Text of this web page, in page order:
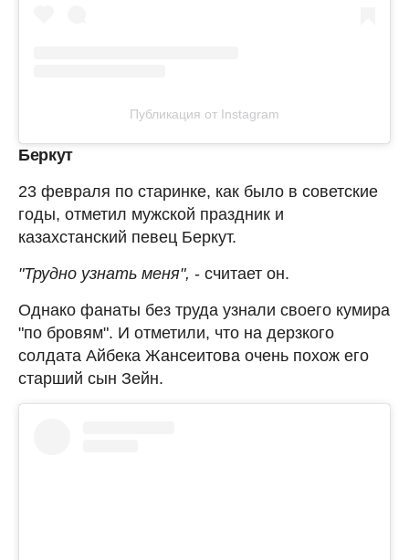
Публикация от Instagram
Беркут
23 февраля по старинке, как было в советские
годы, отметил мужской праздник и
казахстанский певец Беркут.
"Трудно узнать меня", - считает он.
Однако фанаты без труда узнали своего кумира
"по бровям". И отметили, что на дерзкого
солдата Айбека Жансеитова очень похож его
старший сын Зейн.